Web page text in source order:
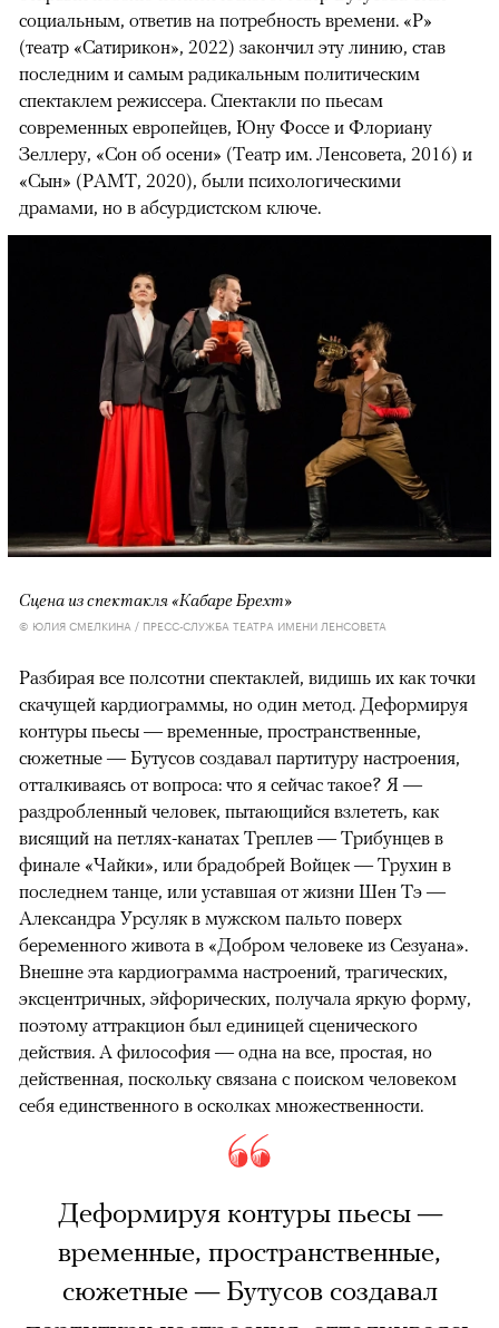
социальным, ответив на потребность времени. «Р»
(театр «Сатирикон», 2022) закончил эту линию, став
последним и самым радикальным политическим
спектаклем режиссера. Спектакли по пьесам
современных европейцев, Юну Фоссе и Флориану
Зеллеру, «Сон об осени» (Театр им. Ленсовета, 2016) и
«Сын» (РАМТ, 2020), были психологическими
драмами, но в абсурдистском ключе.
Сцена из спектакля «Кабаре Брехт»
© ЮЛИЯ СМЕЛКИНА / ПРЕСС-СЛУЖБА ТЕАТРА ИМЕНИ ЛЕНСОВЕТА
Разбирая все полсотни спектаклей, видишь их как точки
скачущей кардиограммы, но один метод. Деформируя
контуры пьесы — временные, пространственные,
сюжетные — Бутусов создавал партитуру настроения,
отталкиваясь от вопроса: что я сейчас такое? Я —
раздробленный человек, пытающийся взлететь, как
висящий на петлях-канатах Треплев — Трибунцев в
финале «Чайки», или брадобрей Войцек — Трухин в
последнем танце, или уставшая от жизни Шен Тэ —
Александра Урсуляк в мужском пальто поверх
беременного живота в «Добром человеке из Сезуана».
Внешне эта кардиограмма настроений, трагических,
эксцентричных, эйфорических, получала яркую форму,
поэтому аттракцион был единицей сценического
действия. А философия — одна на все, простая, но
действенная, поскольку связана с поиском человеком
себя единственного в осколках множественности.
Деформируя контуры пьесы —
временные, пространственные,
сюжетные — Бутусов создавал